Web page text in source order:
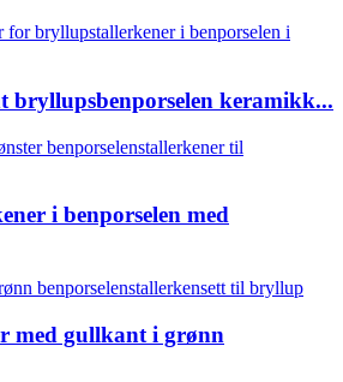
bryllupsbenporselen keramikk...
i benporselen med
med gullkant i grønn